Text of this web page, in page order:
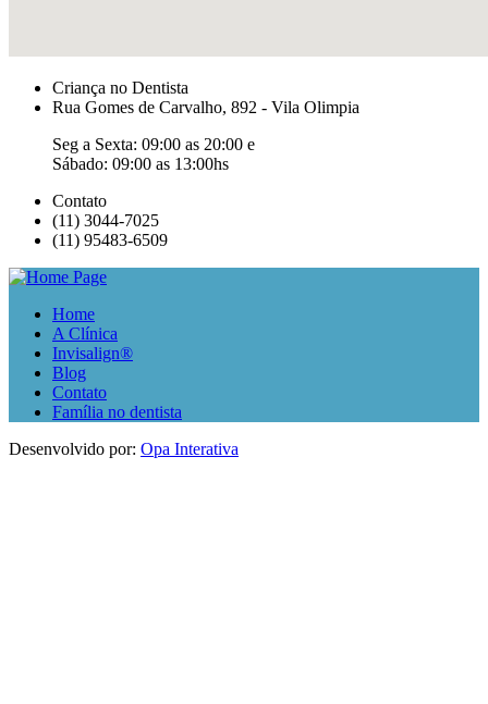
Criança no Dentista
Rua Gomes de Carvalho, 892 - Vila Olimpia
Seg a Sexta: 09:00 as 20:00 e
Sábado: 09:00 as 13:00hs
Contato
(11) 3044-7025
(11) 95483-6509
Home
A Clínica
Invisalign®
Blog
Contato
Família no dentista
Desenvolvido por: Opa Interativa